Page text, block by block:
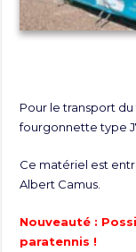
Pour le transport
fourgonnette type
Ce matériel est
Albert Camus.
Nouveauté :
paratennis !